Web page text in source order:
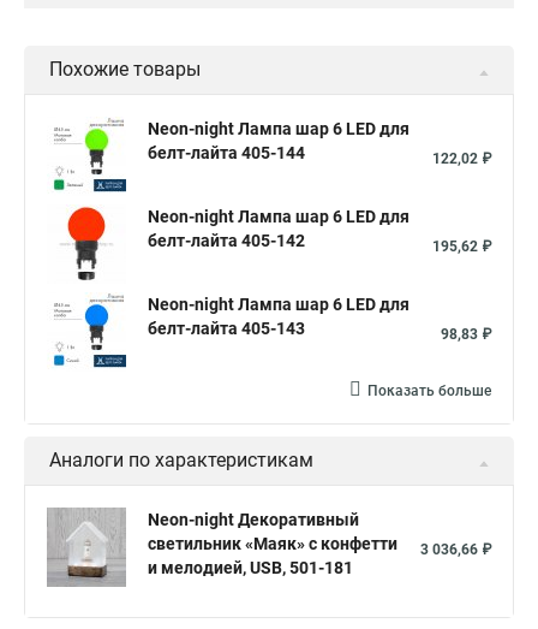
Похожие товары
Neon-night Лампа шар 6 LED для
белт-лайта 405-144
122,02 ₽
Neon-night Лампа шар 6 LED для
белт-лайта 405-142
195,62 ₽
Neon-night Лампа шар 6 LED для
белт-лайта 405-143
98,83 ₽
Показать больше
Аналоги по характеристикам
Neon-night Декоративный
светильник «Маяк» с конфетти
и мелодией, USB, 501-181
3 036,66 ₽